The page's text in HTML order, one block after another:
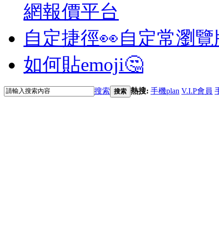
網報價平台
自定捷徑👀自定常瀏
如何貼emoji🤔
搜索 搜索 熱搜: 手機plan V.I.P會員